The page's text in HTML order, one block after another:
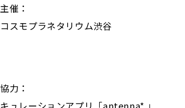
主催：
コスモプラネタリウム渋谷
協力：